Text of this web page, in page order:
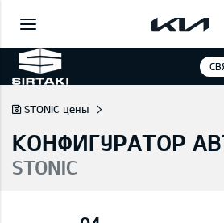
STONIC цены
КОНФИГУРАТОР
STONIC